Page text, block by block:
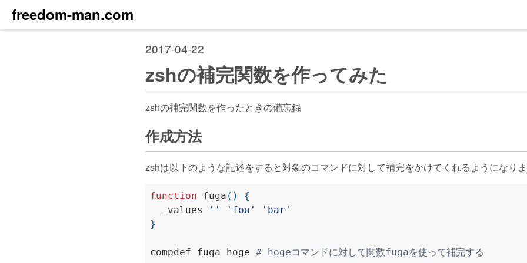
freedom-man.com
2017-04-22
zshの補完関数を作ってみた
zshの補完関数を作ったときの備忘録
作成方法
zshは以下のような記述をすると対象のコマンドに対して補完をかけてくれるようになり
function fuga ()
{
  _values
'' 'foo'
'bar'
}
compdef fuga hoge # hogeコマンドに対して関数fugaを使って補完する